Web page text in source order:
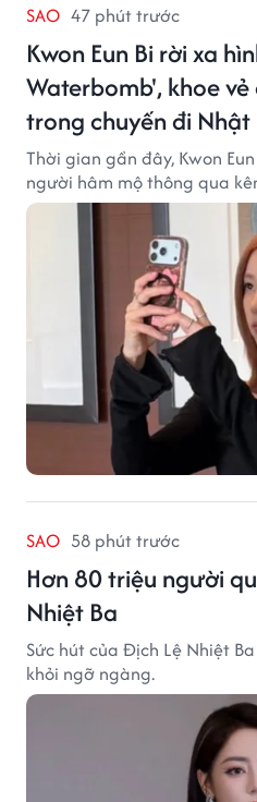
SAO 47 phút trước
Kwon Eun Bi rời xa
Waterbomb', khoe
trong chuyến đi Nhật
Thời gian gần đây, Kwon
người hâm mộ thông qua
SAO 58 phút trước
Hơn 80 triệu người
Nhiệt Ba
Sức hút của Địch Lệ Nhiệt
khỏi ngỡ ngàng.